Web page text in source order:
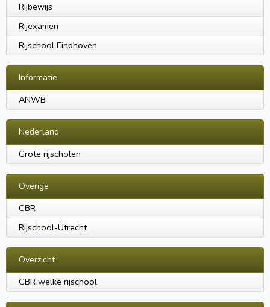
Rijbewijs
Rijexamen
Rijschool Eindhoven
Informatie
ANWB
Nederland
Grote rijscholen
Overige
CBR
Rijschool-Utrecht
Overzicht
CBR welke rijschool